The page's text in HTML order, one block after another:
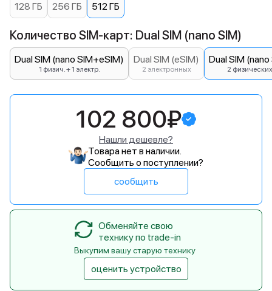
128 ГБ 256 ГБ 512 ГБ
Количество SIM-карт: Dual SIM (nano SIM)
Dual SIM (nano SIM+eSIM)
1 физич. + 1 электр.
Dual SIM (eSIM)
2 электронных
Dual SIM
2 физических
102 800₽
Нашли дешевле?
Товара нет в наличии.
Сообщить о поступлении?
сообщить
Обменяйте свою
технику по trade-in
Выкупим вашу старую технику
оценить устройство